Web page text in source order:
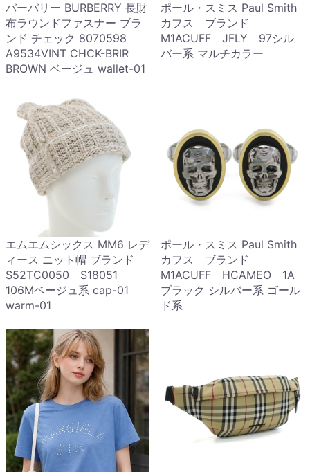
バーバリー BURBERRY 長財
布ラウンドファスナー ブラ
ンド チェック 8070598
A9534VINT CHCK-BRIR
BROWN ベージュ wallet-01
ポール・スミス Paul Smith
カフス ブランド
M1ACUFF JFLY 97シル
バー系 マルチカラー
エムエムシックス MM6 レデ
ィース ニット帽 ブランド
S52TC0050 S18051
106Mベージュ系 cap-01
warm-01
ポール・スミス Paul Smith
カフス ブランド
M1ACUFF HCAMEO 1A
ブラック シルバー系 ゴール
ド系